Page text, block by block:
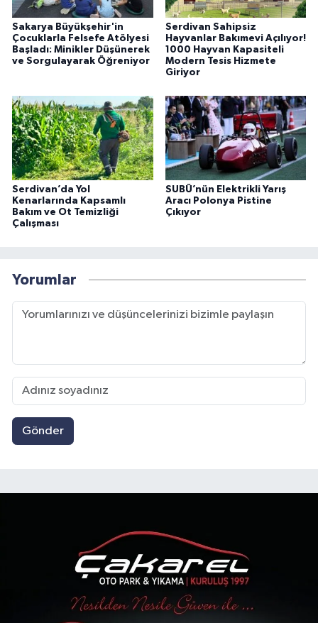
Sakarya Büyükşehir'in
Çocuklarla Felsefe Atölyesi
Başladı: Minikler Düşünerek
ve Sorgulayarak Öğreniyor
Serdivan Sahipsiz
Hayvanlar Bakımevi Açılıyor!
1000 Hayvan Kapasiteli
Modern Tesis Hizmete
Giriyor
Serdivan’da Yol
Kenarlarında Kapsamlı
Bakım ve Ot Temizliği
Çalışması
SUBÜ’nün Elektrikli Yarış
Aracı Polonya Pistine
Çıkıyor
Yorumlar
Gönder